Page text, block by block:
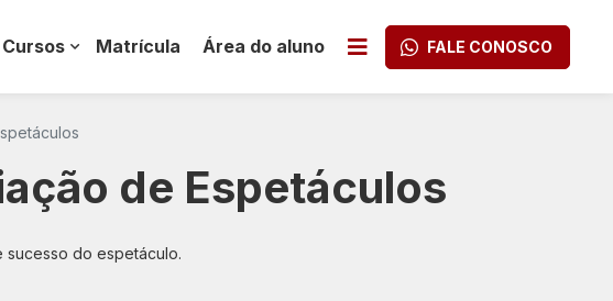
Cursos
e Turismo
Negócios e Empreendedorismo
Matrícula Área do aluno FALE CONOSCO
de Espetáculos
do espetáculo.